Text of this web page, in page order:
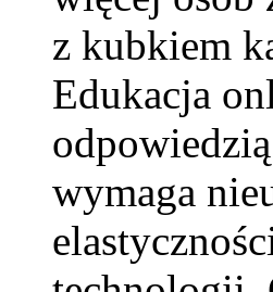
z kubkiem
Edukacja
wymaga